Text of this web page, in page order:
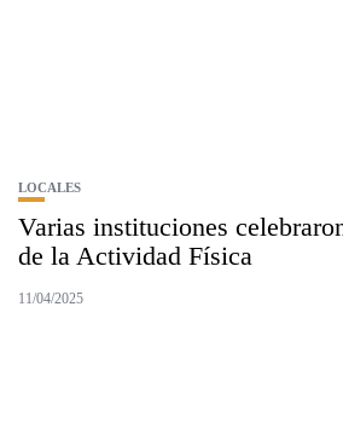
LOCALES
Varias instituciones
de la Actividad Física
11/04/2025